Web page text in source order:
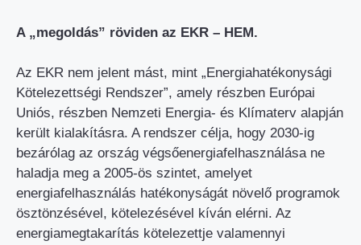
A „megoldás” röviden az EKR – HEM.
Az EKR nem jelent mást, mint „Energiahatékonysági
Kötelezettségi Rendszer”, amely részben Európai
Uniós, részben Nemzeti Energia- és Klímaterv alapján
került kialakításra. A rendszer célja, hogy 2030-ig
bezárólag az ország végsőenergiafelhasználása ne
haladja meg a 2005-ös szintet, amelyet
energiafelhasználás hatékonyságát növelő programok
ösztönzésével, kötelezésével kíván elérni. Az
energiamegtakarítás kötelezettje valamennyi